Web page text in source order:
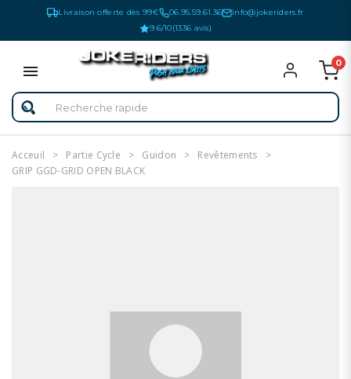
Livraison offerte dès 99€ 06.95.59.61.36
info@jokeriders.fr
9.6/10(1336 avis)
0
Acceuil Partie Cycle Guidon
Revêtements
GRIP GGD-GRID OPEN BLACK